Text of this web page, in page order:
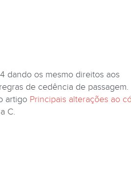
dando os mesmo direitos aos
de cedência de passagem.
artigo Principais alterações ao
C.